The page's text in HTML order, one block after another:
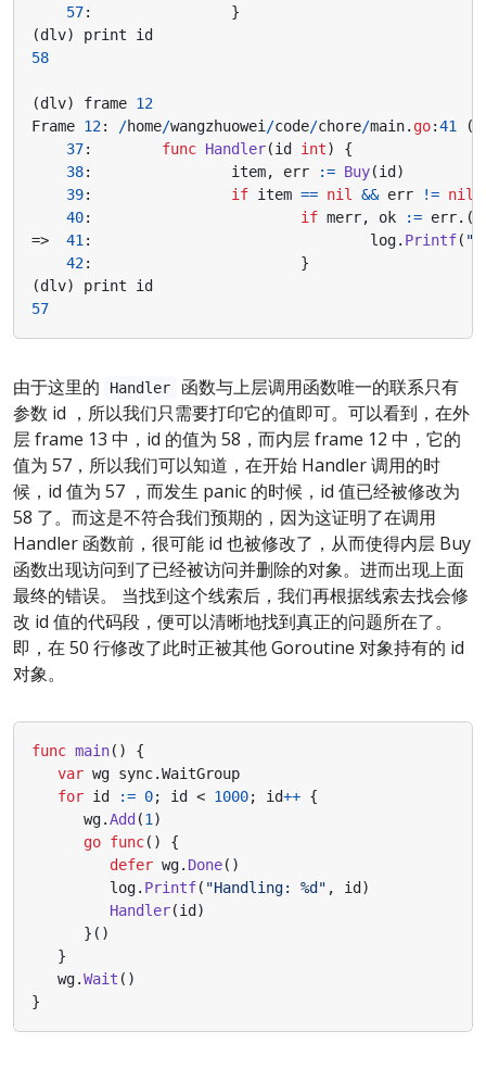
57:
}
(dlv) print
id
58
(dlv) frame 12
Frame 12: /home/wangzhuowei /code/chore/main. go:41 (
37: func Handler(id int)
{
38: item, err := Buy(id )
39: if item == nil && err != nil
40: if merr, ok := err.(
=>
41 : log. Printf(
42:
}
(dlv) print
id
57
由于这里的 Handler
函数与上层调用函数唯一的联系只有
参数 id ，所以我们只需要打印它的值即可。可以看到，在外
层 frame 13 中，id 的值为 58，而内层 frame 12 中，它的
值为 57，所以我们可以知道，在开始 Handler 调用的时
候，id 值为 57 ，而发生 panic 的时候，id 值已经被修改为
58 了。而这是不符合我们预期的，因为这证明了在调用
Handler 函数前，很可能 id 也被修改了，从而使得内层 Buy
函数出现访问到了已经被访问并删除的对象。进而出现上面
最终的错误。 当找到这个线索后，我们再根据线索去找会修
改 id 值的代码段，便可以清晰地找到真正的问题所在了。
即，在 50 行修改了此时正被其他 Goroutine 对象持有的 id
对象。
func main()
{
var wg sync.WaitGroup
for id := 0; id < 1000; id++ {
wg.Add (1 )
go func()
{
defer wg. Done()
log. Printf( "Handling: %d" , id )
Handler(id )
}()
}
wg.Wait ()
}